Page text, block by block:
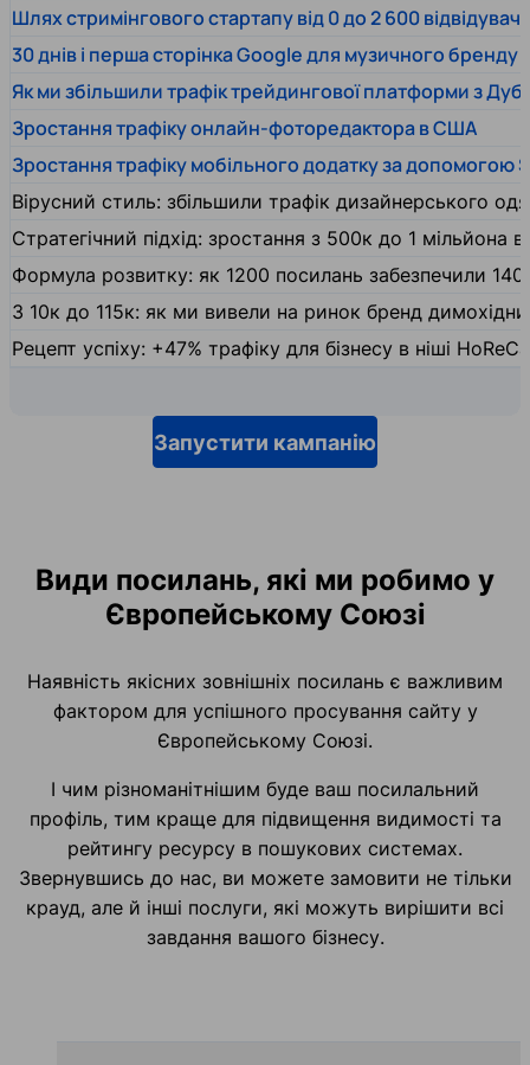
Шлях стримінгового стартапу від 0 до 2 600
30 днів і перша сторінка Google для музичного бренду
Як ми збільшили трафік трейдингової платформи з
Зростання трафіку онлайн-фоторедактора в США
Зростання трафіку мобільного додатку за допомогою
Вірусний стиль: збільшили трафік дизайнерського
Стратегічний підхід: зростання з 500к до 1 мільйона
Формула розвитку: як 1200 посилань забезпечили
З 10к до 115к: як ми вивели на ринок бренд
Рецепт успіху: +47% трафіку для бізнесу в ніші HoReCa
Запустити кампанію
Види посилань, які ми робимо у
Європейському Союзі
Наявність якісних зовнішніх посилань є важливим
фактором для успішного просування сайту у
Європейському Союзі.
І чим різноманітнішим буде ваш посилальний
профіль, тим краще для підвищення видимості та
рейтингу ресурсу в пошукових системах.
Звернувшись до нас, ви можете замовити не тільки
крауд, але й інші послуги, які можуть вирішити всі
завдання вашого бізнесу.